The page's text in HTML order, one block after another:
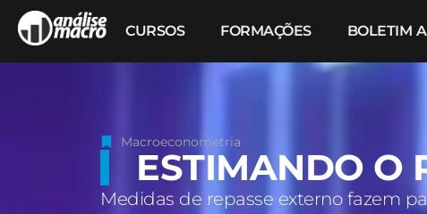
CURSOS FORMAÇÕES BOLETIM
Macroeconometria
ESTIMANDO O
Medidas de repasse externo fazem